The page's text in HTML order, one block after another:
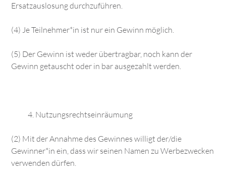
Ersatzauslosung durchzuführen.
(4) Je Teilnehmer*in ist nur ein Gewinn möglich.
(5) Der Gewinn ist weder übertragbar, noch kann der
Gewinn getauscht oder in bar ausgezahlt werden.
Nutzungsrechtseinräumung
(2) Mit der Annahme des Gewinnes willigt der/die
Gewinner*in ein, dass wir seinen Namen zu Werbezwecken
verwenden dürfen.